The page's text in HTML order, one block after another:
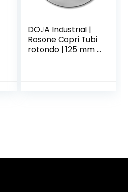
DOJA Industrial |
Rosone Copri Tubi
rotondo | 125 mm |